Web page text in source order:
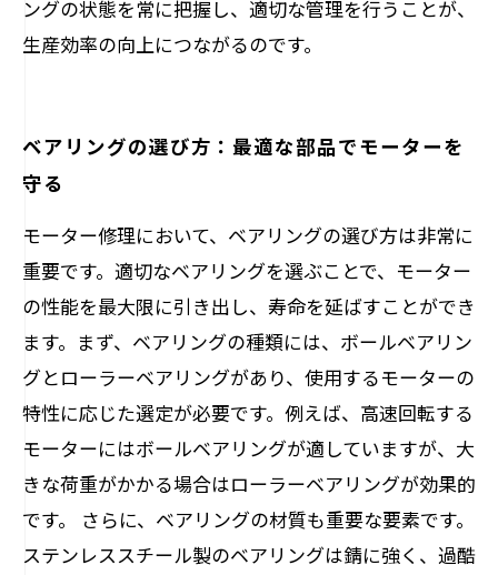
ングの状態を常に把握し、適切な管理を行うことが、
生産効率の向上につながるのです。
ベアリングの選び方：最適な部品でモーターを
守る
モーター修理において、ベアリングの選び方は非常に
重要です。適切なベアリングを選ぶことで、モーター
の性能を最大限に引き出し、寿命を延ばすことができ
ます。まず、ベアリングの種類には、ボールベアリン
グとローラーベアリングがあり、使用するモーターの
特性に応じた選定が必要です。例えば、高速回転する
モーターにはボールベアリングが適していますが、大
きな荷重がかかる場合はローラーベアリングが効果的
です。 さらに、ベアリングの材質も重要な要素です。
ステンレススチール製のベアリングは錆に強く、過酷